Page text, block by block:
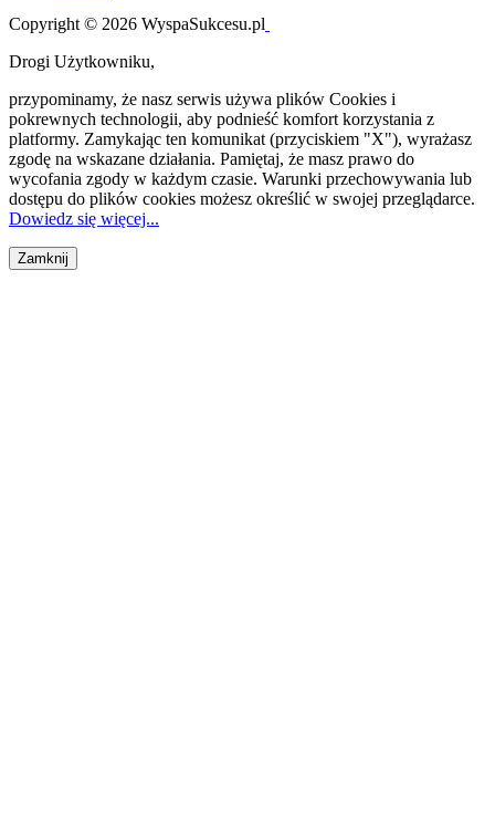
Copyright © 2026 WyspaSukcesu.pl
Drogi Użytkowniku,
przypominamy, że nasz serwis używa plików Cookies i
pokrewnych technologii, aby podnieść komfort korzystania z
platformy. Zamykając ten komunikat (przyciskiem "X"), wyrażasz
zgodę na wskazane działania. Pamiętaj, że masz prawo do
wycofania zgody w każdym czasie. Warunki przechowywania lub
dostępu do plików cookies możesz określić w swojej przeglądarce.
Dowiedz się więcej...